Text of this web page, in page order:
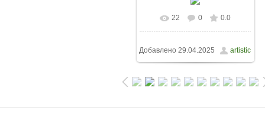
22 0 0.0
Добавлено 29.04.2025 artistic